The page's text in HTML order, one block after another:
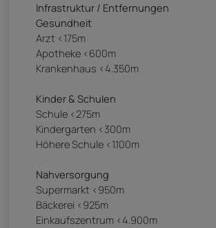
Infrastruktur / Entfernungen
Gesundheit
Arzt <175m
Apotheke <600m
Krankenhaus <4.350m
Kinder & Schulen
Schule <275m
Kindergarten <300m
Höhere Schule <1.100m
Nahversorgung
Supermarkt <950m
Bäckerei <925m
Einkaufszentrum <4.900m